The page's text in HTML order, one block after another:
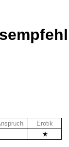
Erotik